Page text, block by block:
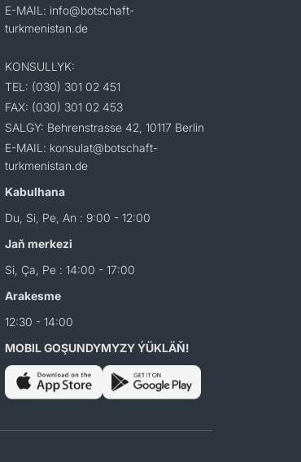
E-MAIL: info@botschaft-
turkmenistan.de
KONSULLYK:
TEL: (030) 301 02 451
FAX: (030) 301 02 453
SALGY: Behrenstrasse 42, 10117 Berlin
E-MAIL: konsulat@botschaft-
turkmenistan.de
Kabulhana
Du, Si, Pe, An : 9:00 - 12:00
Jaň merkezi
Si, Ça, Pe : 14:00 - 17:00
Arakesme
12:30 - 14:00
MOBIL GOŞUNDYMYZY ÝÜKLÄŇ!